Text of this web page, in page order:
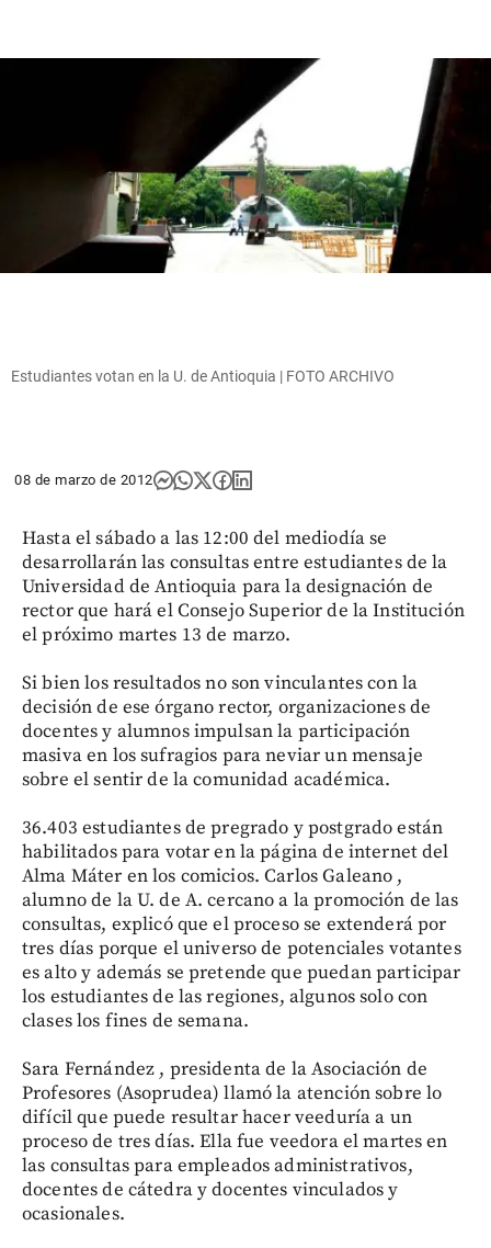
Estudiantes votan en la U. de Antioquia | FOTO ARCHIVO
08 de marzo de 2012
Hasta el sábado a las 12:00 del mediodía se
desarrollarán las consultas entre estudiantes de la
Universidad de Antioquia para la designación de
rector que hará el Consejo Superior de la Institución
el próximo martes 13 de marzo.
Si bien los resultados no son vinculantes con la
decisión de ese órgano rector, organizaciones de
docentes y alumnos impulsan la participación
masiva en los sufragios para neviar un mensaje
sobre el sentir de la comunidad académica.
36.403 estudiantes de pregrado y postgrado están
habilitados para votar en la página de internet del
Alma Máter en los comicios. Carlos Galeano ,
alumno de la U. de A. cercano a la promoción de las
consultas, explicó que el proceso se extenderá por
tres días porque el universo de potenciales votantes
es alto y además se pretende que puedan participar
los estudiantes de las regiones, algunos solo con
clases los fines de semana.
Sara Fernández , presidenta de la Asociación de
Profesores (Asoprudea) llamó la atención sobre lo
difícil que puede resultar hacer veeduría a un
proceso de tres días. Ella fue veedora el martes en
las consultas para empleados administrativos,
docentes de cátedra y docentes vinculados y
ocasionales.